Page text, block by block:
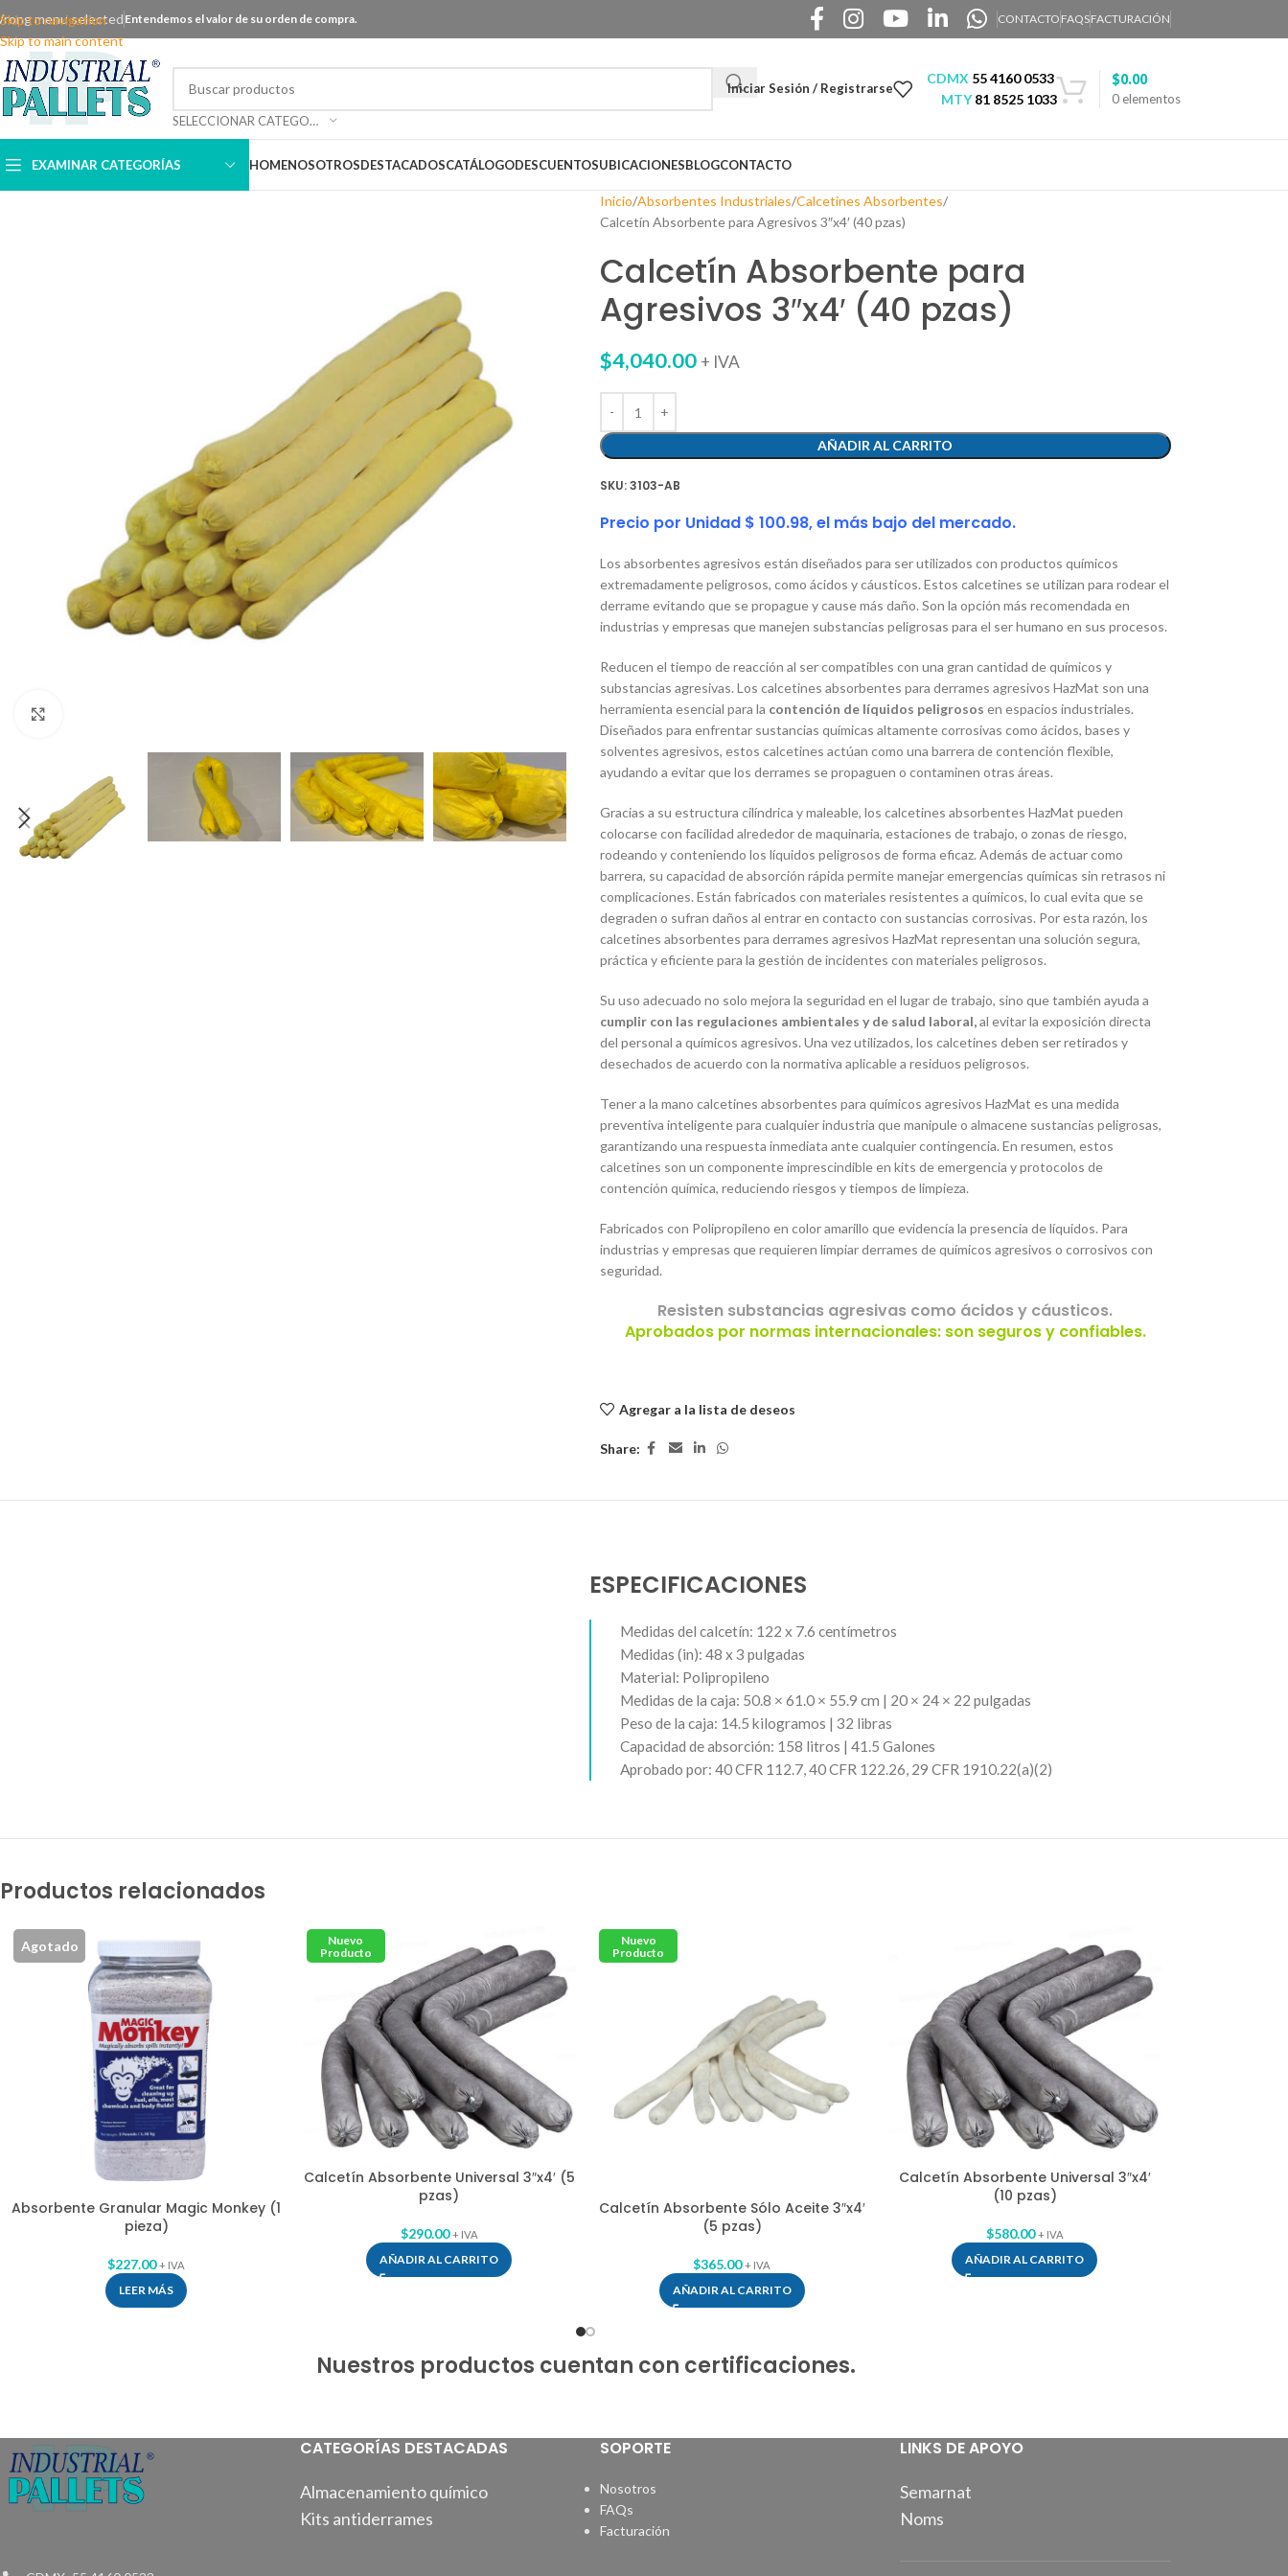
Skip to navigation
Skip to main content
menu selected Entendemos el valor de su orden de compra. CONTACTO FAQSFACTURACIÓN
SELECCIONAR CATEGORÍA
Iniciar Sesión / Registrarse
CDMX 55 4160 0533
MTY 81 8525 1033 0 elementos
$0.00
EXAMINAR CATEGORÍAS HOMENOSOTROSDESTACADOSCATÁLOGODESCUENTOSUBICACIONESBLOGCONTACTO
Inicio Absorbentes Industriales Calcetines Absorbentes
Calcetín Absorbente para Agresivos 3″x4′ (40 pzas)
Calcetín Absorbente para
Agresivos 3″x4′ (40 pzas)
$4,040.00 + IVA
AÑADIR AL CARRITO
SKU:3103-AB
Precio por Unidad $ 100.98, el más bajo del mercado.
Los absorbentes agresivos están diseñados para ser utilizados con productos químicos
extremadamente peligrosos, como ácidos y cáusticos. Estos calcetines se utilizan para rodear el
derrame evitando que se propague y cause más daño. Son la opción más recomendada en
industrias y empresas que manejen substancias peligrosas para el ser humano en sus procesos.
Reducen el tiempo de reacción al ser compatibles con una gran cantidad de químicos y
substancias agresivas. Los calcetines absorbentes para derrames agresivos HazMat son una
herramienta esencial para la contención de líquidos peligrosos en espacios industriales.
Diseñados para enfrentar sustancias químicas altamente corrosivas como ácidos, bases y
solventes agresivos, estos calcetines actúan como una barrera de contención flexible,
ayudando a evitar que los derrames se propaguen o contaminen otras áreas.
Gracias a su estructura cilíndrica y maleable, los calcetines absorbentes HazMat pueden
colocarse con facilidad alrededor de maquinaria, estaciones de trabajo, o zonas de riesgo,
rodeando y conteniendo los líquidos peligrosos de forma eficaz. Además de actuar como
barrera, su capacidad de absorción rápida permite manejar emergencias químicas sin retrasos ni
complicaciones. Están fabricados con materiales resistentes a químicos, lo cual evita que se
degraden o sufran daños al entrar en contacto con sustancias corrosivas. Por esta razón, los
calcetines absorbentes para derrames agresivos HazMat representan una solución segura,
práctica y eficiente para la gestión de incidentes con materiales peligrosos.
Su uso adecuado no solo mejora la seguridad en el lugar de trabajo, sino que también ayuda a
cumplir con las regulaciones ambientales y de salud laboral,al evitar la exposición directa
del personal a químicos agresivos. Una vez utilizados, los calcetines deben ser retirados y
desechados de acuerdo con la normativa aplicable a residuos peligrosos.
Tener a la mano calcetines absorbentes para químicos agresivos HazMat es una medida
preventiva inteligente para cualquier industria que manipule o almacene sustancias peligrosas,
garantizando una respuesta inmediata ante cualquier contingencia. En resumen, estos
calcetines son un componente imprescindible en kits de emergencia y protocolos de
contención química, reduciendo riesgos y tiempos de limpieza.
Fabricados con Polipropileno en color amarillo que evidencía la presencia de líquidos. Para
industrias y empresas que requieren limpiar derrames de químicos agresivos o corrosivos con
seguridad.
Resisten substancias agresivas como ácidos y cáusticos.
Aprobados por normas internacionales: son seguros y confiables.
Agregar a la lista de deseos
Share:
ESPECIFICACIONES
Medidas del calcetín: 122 x 7.6 centímetros
Medidas (in): 48 x 3 pulgadas
Material: Polipropileno
Medidas de la caja: 50.8 × 61.0 × 55.9 cm | 20 × 24 × 22 pulgadas
Peso de la caja: 14.5 kilogramos | 32 libras
Capacidad de absorción: 158 litros | 41.5 Galones
Aprobado por: 40 CFR 112.7, 40 CFR 122.26, 29 CFR 1910.22(a)(2)
Productos relacionados
Agotado
Absorbente Granular Magic Monkey (1
pieza)
$227.00 + IVA
LEER MÁS
Nuevo
Producto
Calcetín Absorbente Universal 3″x4′ (5
pzas)
$290.00 + IVA
AÑADIR AL CARRITO
Nuevo
Producto
Calcetín Absorbente Sólo Aceite 3″x4′
(5 pzas)
$365.00 + IVA
AÑADIR AL CARRITO
Calcetín Absorbente Universal 3″x4′
(10 pzas)
$580.00 + IVA
AÑADIR AL CARRITO
Nuestros productos cuentan con certificaciones.
CATEGORÍAS DESTACADAS
Almacenamiento químico
Kits antiderrames
SOPORTE
Nosotros
FAQs
Facturación
LINKS DE APOYO
Semarnat
Noms